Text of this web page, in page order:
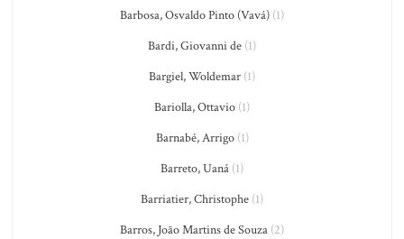
Barbosa, Osvaldo Pinto (Vavá) (1)
Bardi, Giovanni de (1)
Bargiel, Woldemar (1)
Bariolla, Ottavio (1)
Barnabé, Arrigo(1)
Barreto, Uaná (1)
Barriatier, Christophe (1)
Barros, João Martins de Souza (2)